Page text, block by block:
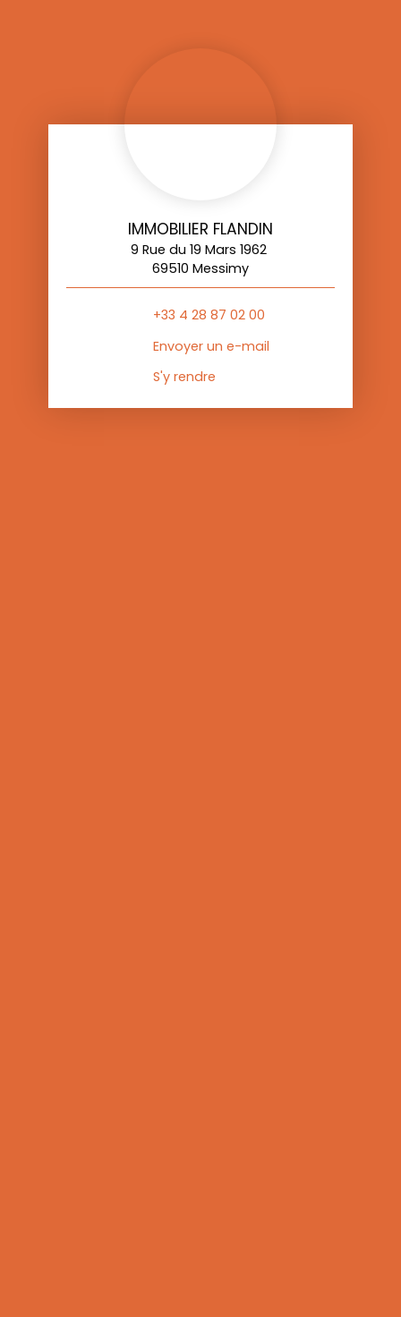
IMMOBILIER FLANDIN
9 Rue du 19 Mars 1962
69510 Messimy
+33 4 28 87 02 00
Envoyer un e-mail
S'y rendre